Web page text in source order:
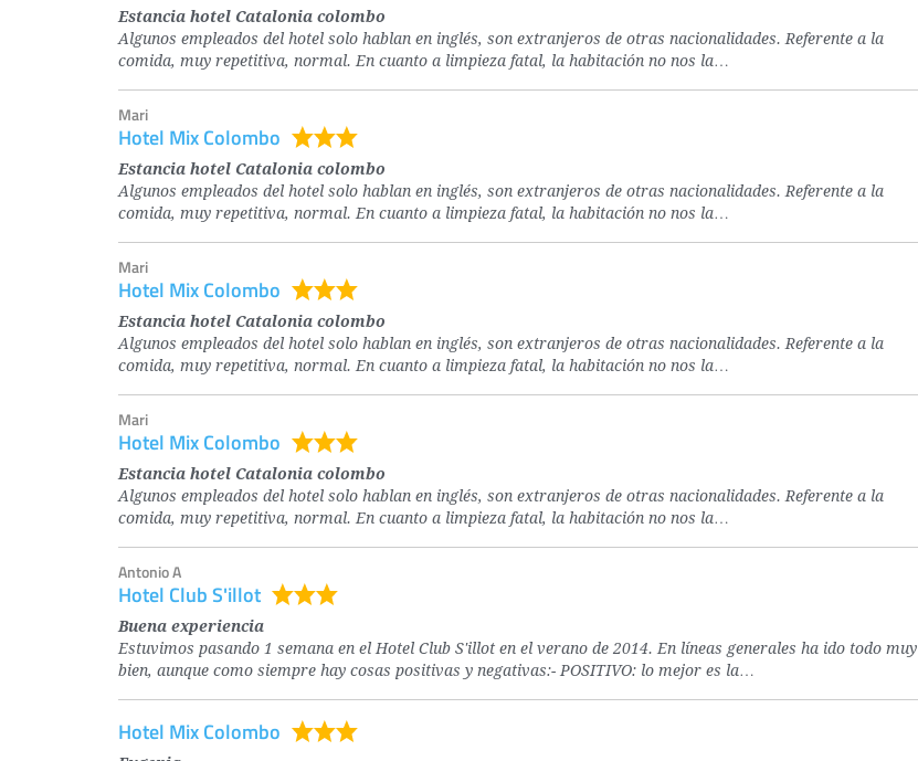
Estancia hotel Catalonia colombo
Algunos empleados del hotel solo hablan en inglés, son extranjeros de otras nacionalidades. Referente a la
comida, muy repetitiva, normal. En cuanto a limpieza fatal, la habitación no nos la…
Mari
Hotel Mix Colombo
Estancia hotel Catalonia colombo
Algunos empleados del hotel solo hablan en inglés, son extranjeros de otras nacionalidades. Referente a la
comida, muy repetitiva, normal. En cuanto a limpieza fatal, la habitación no nos la…
Mari
Hotel Mix Colombo
Estancia hotel Catalonia colombo
Algunos empleados del hotel solo hablan en inglés, son extranjeros de otras nacionalidades. Referente a la
comida, muy repetitiva, normal. En cuanto a limpieza fatal, la habitación no nos la…
Mari
Hotel Mix Colombo
Estancia hotel Catalonia colombo
Algunos empleados del hotel solo hablan en inglés, son extranjeros de otras nacionalidades. Referente a la
comida, muy repetitiva, normal. En cuanto a limpieza fatal, la habitación no nos la…
Antonio A
Hotel Club S'illot
Buena experiencia
Estuvimos pasando 1 semana en el Hotel Club S'illot en el verano de 2014. En líneas generales ha ido todo muy
bien, aunque como siempre hay cosas positivas y negativas:- POSITIVO: lo mejor es la…
Hotel Mix Colombo